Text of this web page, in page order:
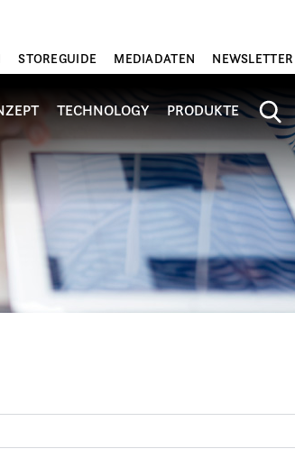
STOREGUIDE MEDIADATEN NEWSLETTER
TECHNOLOGY PRODUKTE